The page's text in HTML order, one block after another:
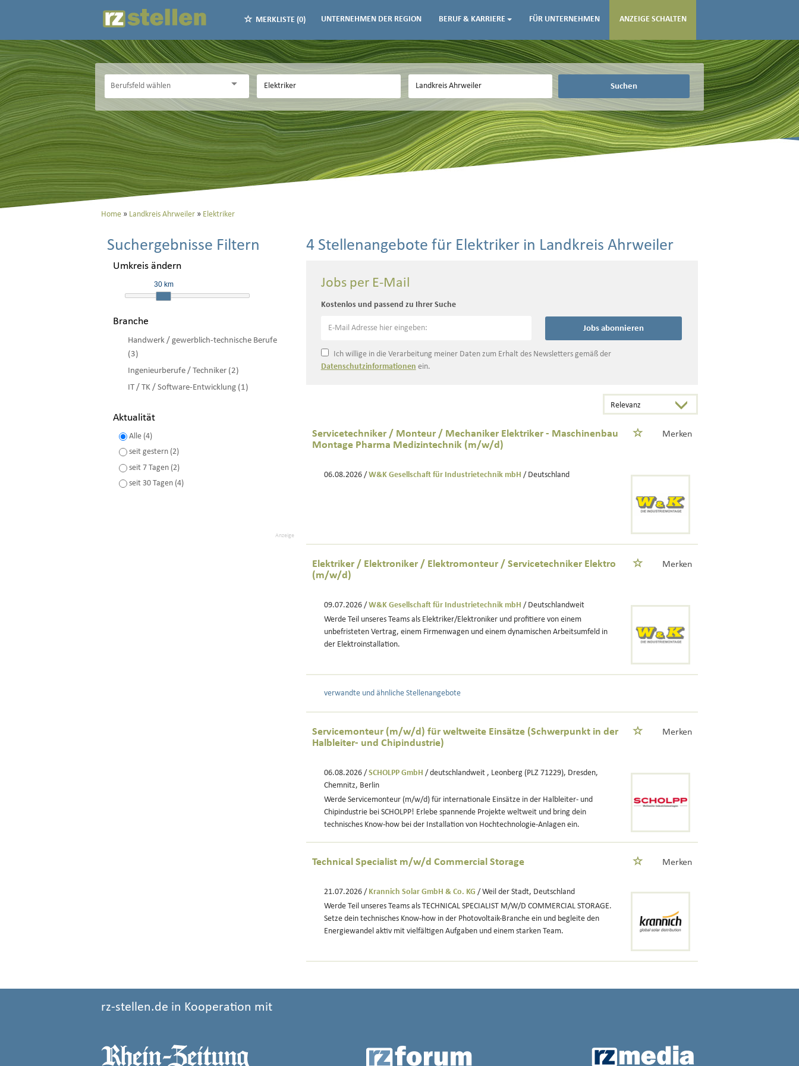
MERKLISTE (0) UNTERNEHMEN DER REGION BERUF & KARRIERE FÜR UNTERNEHMEN ANZEIGE SCHALTEN
Suchen
Home Landkreis Ahrweiler Elektriker
Suchergebnisse Filtern
Umkreis ändern
30 km
Branche
Handwerk / gewerblich-technische Berufe
(3)
Ingenieurberufe / Techniker (2)
IT / TK / Software-Entwicklung (1)
Aktualität
Alle (4)
seit gestern (2)
seit 7 Tagen (2)
seit 30 Tagen (4)
Anzeige
4 Stellenangebote für Elektriker in Landkreis Ahrweiler
Jobs per E-Mail
Kostenlos und passend zu Ihrer Suche
Jobs abonnieren
Ich willige in die Verarbeitung meiner Daten zum Erhalt des Newsletters gemäß der
Datenschutzinformationen ein.
Servicetechniker / Monteur / Mechaniker Elektriker - Maschinenbau
Montage Pharma Medizintechnik (m/w/d)
Merken
06.08.2026 / W&K Gesellschaft für Industrietechnik mbH / Deutschland
Elektriker / Elektroniker / Elektromonteur / Servicetechniker Elektro
(m/w/d)
Merken
09.07.2026 / W&K Gesellschaft für Industrietechnik mbH / Deutschlandweit
Werde Teil unseres Teams als Elektriker/Elektroniker und profitiere von einem
unbefristeten Vertrag, einem Firmenwagen und einem dynamischen Arbeitsumfeld in
der Elektroinstallation.
verwandte und ähnliche Stellenangebote
Servicemonteur (m/w/d) für weltweite Einsätze (Schwerpunkt in der
Halbleiter- und Chipindustrie)
Merken
06.08.2026 / SCHOLPP GmbH / deutschlandweit , Leonberg (PLZ 71229), Dresden,
Chemnitz, Berlin
Werde Servicemonteur (m/w/d) für internationale Einsätze in der Halbleiter- und
Chipindustrie bei SCHOLPP! Erlebe spannende Projekte weltweit und bring dein
technisches Know-how bei der Installation von Hochtechnologie-Anlagen ein.
Technical Specialist m/w/d Commercial Storage Merken
21.07.2026 / Krannich Solar GmbH & Co. KG / Weil der Stadt, Deutschland
Werde Teil unseres Teams als TECHNICAL SPECIALIST M/W/D COMMERCIAL STORAGE.
Setze dein technisches Know-how in der Photovoltaik-Branche ein und begleite den
Energiewandel aktiv mit vielfältigen Aufgaben und einem starken Team.
rz-stellen.de in Kooperation mit